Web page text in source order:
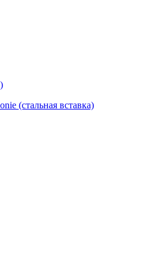
(стальная вставка)